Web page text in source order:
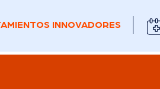
INNOVADORES